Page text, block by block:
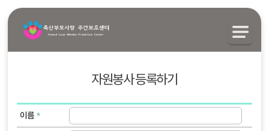
자원봉사 등록하기
이름